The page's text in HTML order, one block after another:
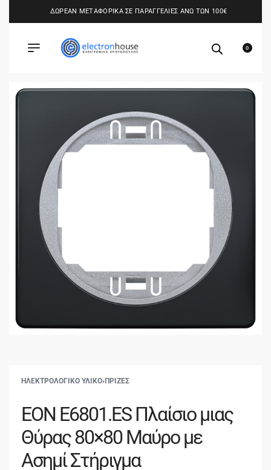
ΔΩΡΕΑΝ ΜΕΤΑΦΟΡΙΚΑ ΣΕ ΠΑΡΑΓΓΕΛΙΕΣ ΑΝΩ ΤΩΝ 100€
0
ΗΛΕΚΤΡΟΛΟΓΙΚΟ ΥΛΙΚΟ› ΠΡΙΖΕΣ
EON E6801.ES Πλαίσιο μιας
Θύρας 80×80 Μαύρο με
Ασημί Στήριγμα